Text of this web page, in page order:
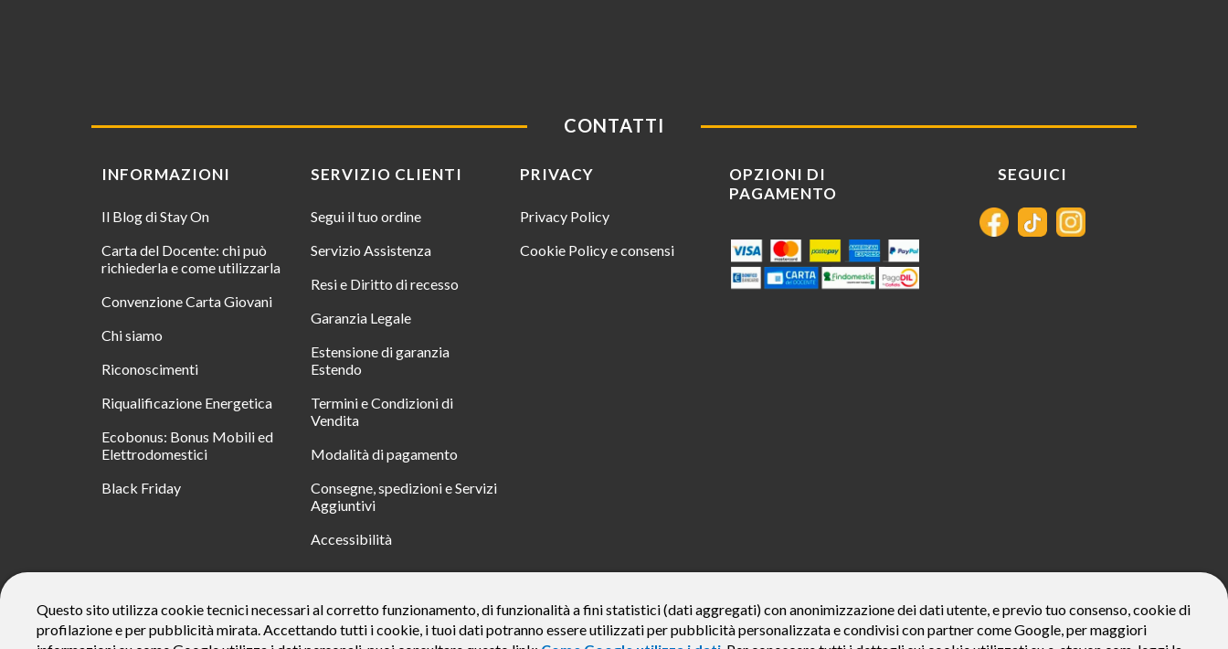
CONTATTI
INFORMAZIONI
Il Blog di Stay On
Carta del Docente: chi può
richiederla e come utilizzarla
Convenzione Carta Giovani
Chi siamo
Riconoscimenti
Riqualificazione Energetica
Ecobonus: Bonus Mobili ed
Elettrodomestici
Black Friday
SERVIZIO CLIENTI
Segui il tuo ordine
Servizio Assistenza
Resi e Diritto di recesso
Garanzia Legale
Estensione di garanzia
Estendo
Termini e Condizioni di
Vendita
Modalità di pagamento
Consegne, spedizioni e Servizi
Aggiuntivi
Accessibilità
PRIVACY
Privacy Policy
Cookie Policy e consensi
OPZIONI DI
PAGAMENTO
SEGUICI
Messaggio pubblicitario con finalità promozionale. Offerta di credito finalizzato valida dal 07/07/2026 al 15/01/2027 come da esempio rappresentativo: Prezzo del bene € 800, Tan fisso 12,24% Taeg 12,95%, in 23
Questo sito utilizza cookie tecnici necessari al corretto funzionamento, di funzionalità a fini statistici (dati aggregati) con anonimizzazione dei dati utente, e previo tuo consenso, cookie di
profilazione e per pubblicità mirata. Accettando tutti i cookie, i tuoi dati potranno essere utilizzati per pubblicità personalizzata e condivisi con partner come Google, per maggiori